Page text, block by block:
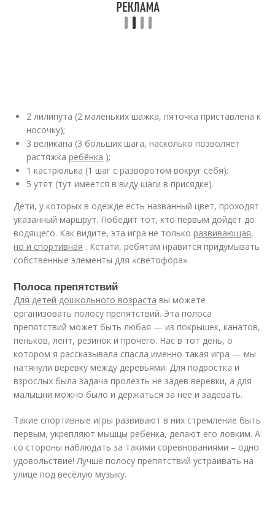
2 лилипута (2 маленьких шажка, пяточка приставлена к
носочку);
3 великана (3 больших шага, насколько позволяет
растяжкаребёнка );
1 кастрюлька (1 шаг с разворотом вокруг себя);
5 утят (тут имеется в виду шаги в присядке).
Дети, у которых в одежде есть названный цвет, проходят
указанный маршрут. Победит тот, кто первым дойдёт до
водящего. Как видите, эта игра не толькоразвивающая,
но и спортивная . Кстати, ребятам нравится придумывать
собственные элементы для «светофора».
Полоса препятствий
Для детей дошкольного возраста вы можете
организовать полосу препятствий. Эта полоса
препятствий может быть любая — из покрышек, канатов,
пеньков, лент, резинок и прочего. Нас в тот день, о
котором я рассказывала спасла именно такая игра — мы
натянули веревку между деревьями. Для подростка и
взрослых была задача пролезть не задев веревки, а для
малышни можно было и держаться за нее и задевать.
Такие спортивные игры развивают в них стремление быть
первым, укрепляют мышцы ребёнка, делают его ловким. А
со стороны наблюдать за такими соревнованиями – одно
удовольствие! Лучше полосу препятствий устраивать на
улице под весёлую музыку.